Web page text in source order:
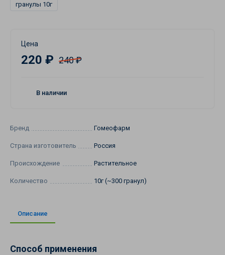
Бренд Гомеофарм
Страна изготовитель Россия
Происхождение Растительное
Количество 10г (~300 гранул)
гранулы 10г
Цена
220 ₽ 240 ₽
В наличии
Описание
Способ применения